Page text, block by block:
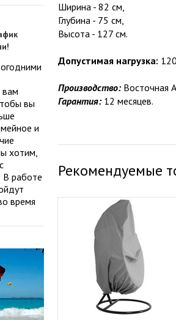
вам
вы
и
хотим,
В работе
время
Ширина - 82 см,
Глубина - 75 см,
Высота - 127 см.
Допустимая нагрузка:
Производство: Восточная
Гарантия: 12 месяцев.
Рекомендуемые